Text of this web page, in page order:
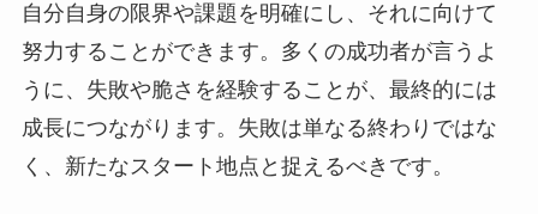
自分自身の限界や課題を明確にし、それに向けて
努力することができます。多くの成功者が言うよ
うに、失敗や脆さを経験することが、最終的には
成長につながります。失敗は単なる終わりではな
く、新たなスタート地点と捉えるべきです。